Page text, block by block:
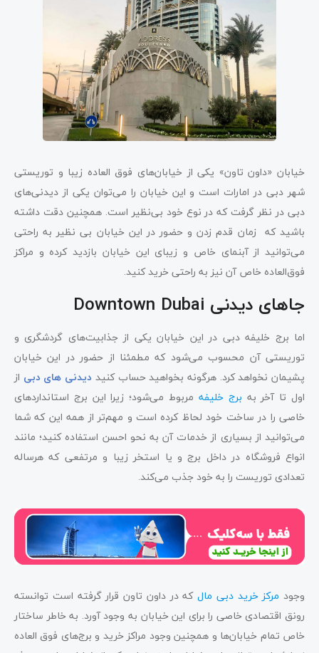
خیابان «داون تاون» یکی از خیابان‌های فوق العاده زیبا و توریستی
شهر دبی در امارات است و این خیابان را می‌توان یکی از دیدنی‌‌های
دبی در نظر گرفت که در نوع خود بی‌نظیر است. همچنین دقت داشته
باشید که زمان قدم زدن و حضور در این خیابان بی نظیر به راحتی
می‌توانید از آبنمای خاص و زیبای این خیابان بازدید کرده و مراکز
فوق‌العاده خاص آن نیز به راحتی خرید کنید.
جاهای دیدنی Downtown Dubai
اما برج خلیفه دبی در این خیابان یکی از جذابیت‌های گردشگری و
توریستی آن محسوب می‌شود که مطمئنا از حضور در این خیابان
پشیمان نخواهد کرد. هرگونه بخواهید حساب کنید دیدنی‌ های دبی از
اول تا آخر به برج خلیفه مربوط می‌شود؛ زیرا این برج استانداردهای
خاصی را در ساخت خود لحاظ کرده است و مهم‌تر از همه این که شما
می‌توانید از بسیاری از خدمات آن به نحو احسن استفاده کنید؛ مانند
انواع فروشگاه در داخل برج و یا استخر زیبا و مرتفعی که هرساله
تعدادی توریست را به خود جذب می‌کند.
وجود مرکز خرید دبی مال که در داون تاون قرار گرفته است توانسته
رونق اقتصادی خاصی را برای این خیابان به وجود آورد. به خاطر ساختار
خاص تمام خیابا‌ن‌ها و همچنین وجود مراکز خرید و برج‌های فوق العاده